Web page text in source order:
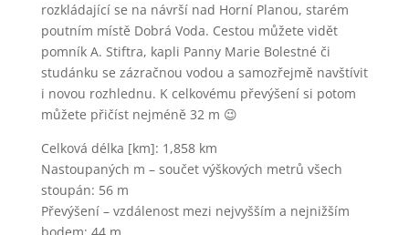
rozkládající se na návrší nad Horní Planou, starém
poutním místě Dobrá Voda. Cestou můžete vidět
pomník A. Stiftra, kapli Panny Marie Bolestné či
studánku se zázračnou vodou a samozřejmě navštívit
i novou rozhlednu. K celkovému převýšení si potom
můžete přičíst nejméně 32 m 😉
Celková délka [km]: 1,858 km
Nastoupaných m – součet výškových metrů všech
stoupán: 56 m
Převýšení – vzdálenost mezi nejvyšším a nejnižším